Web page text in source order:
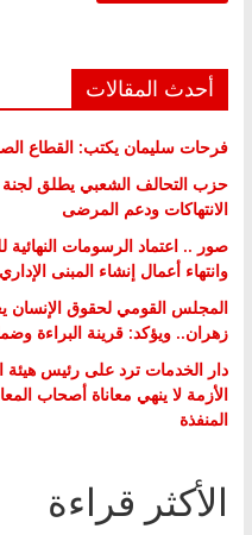
أحدث المقالات
فرحات سليمان يكتب: القطاع
حزب التحالف الشعبي يطلق
الانتهاكات ودعم المرضى
صور .. اعتماد الرسومات النهائية
وانتهاء أعمال إنشاء المبنى الإداري
المجلس القومي لحقوق الإنسان
زهران.. ويؤكد: قرينة البراءة
دار الخدمات ترد على رئيس هيئة
الأزمة لا ينهي معاناة أصحاب
المنفذة
الأكثر قراءة